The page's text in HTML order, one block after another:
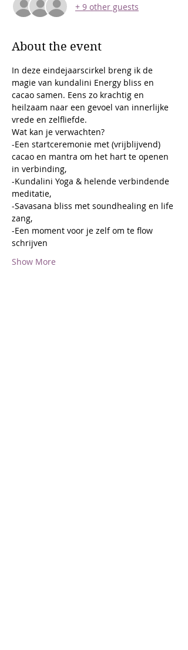
+ 9 other guests
About the event
In deze eindejaarscirkel breng ik de
magie van kundalini Energy bliss en
cacao samen. Eens zo krachtig en
heilzaam naar een gevoel van innerlijke
vrede en zelfliefde.
Wat kan je verwachten?
-Een startceremonie met (vrijblijvend)
cacao en mantra om het hart te openen
in verbinding,
-Kundalini Yoga & helende verbindende
meditatie,
-Savasana bliss met soundhealing en life
zang,
-Een moment voor je zelf om te flow
schrijven
Show More